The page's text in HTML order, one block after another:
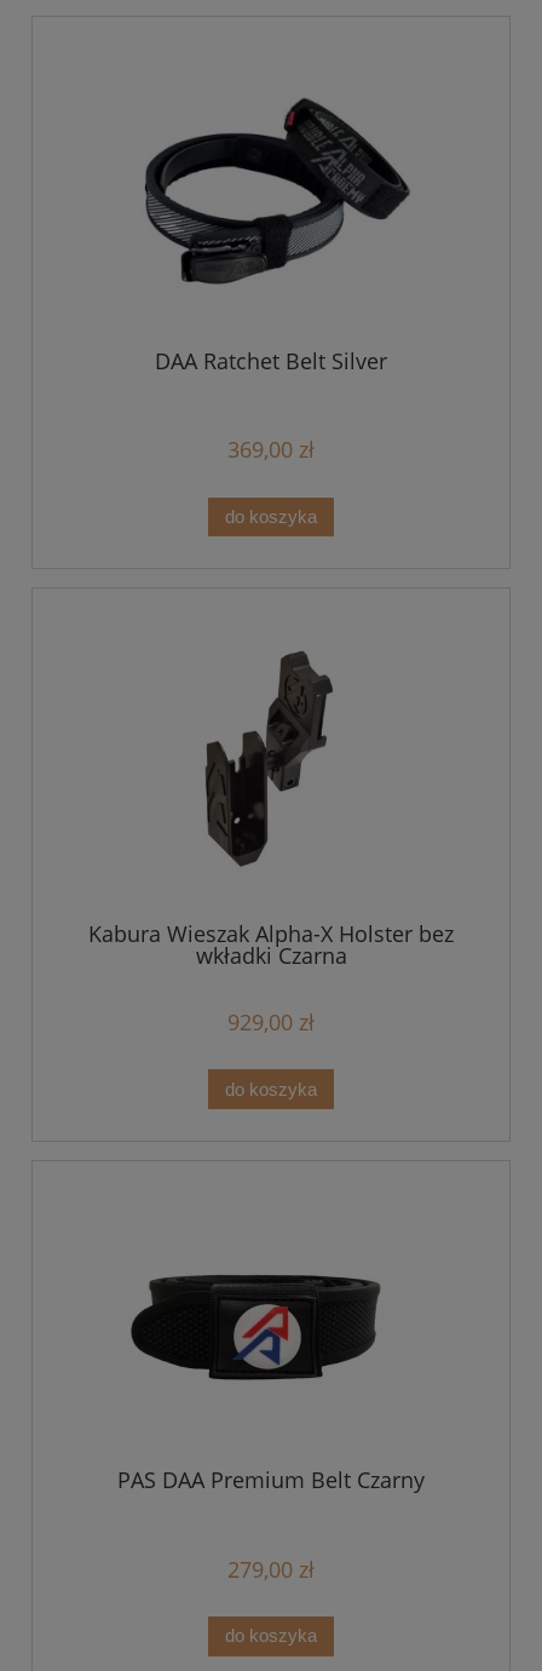
DAA Ratchet Belt Silver
369,00 zł
do koszyka
Kabura Wieszak Alpha-X Holster bez
wkładki Czarna
929,00 zł
do koszyka
PAS DAA Premium Belt Czarny
279,00 zł
do koszyka